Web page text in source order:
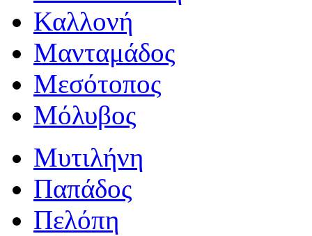
Καλλονή
Μανταμάδος
Μεσότοπος
Μόλυβος
Μυτιλήνη
Παπάδος
Πελόπη